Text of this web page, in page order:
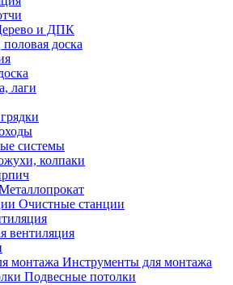
и ДПК
половая доска
лаги
системы
колпаки
Очистные станции
вентиляция
монтажа Инструменты для монтажа
Подвесные потолки